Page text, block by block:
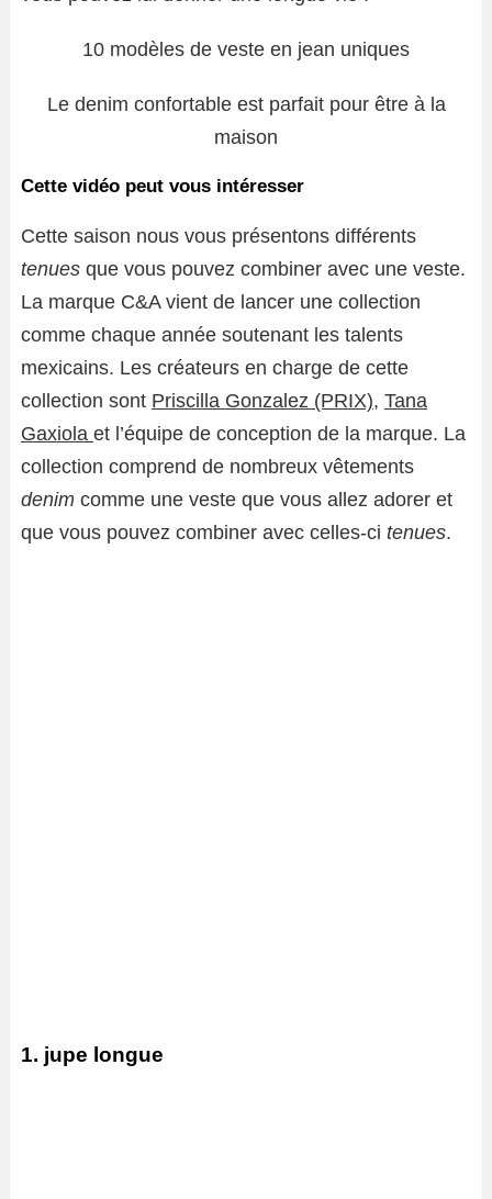
10 modèles de veste en jean uniques
Le denim confortable est parfait pour être à la
maison
Cette vidéo peut vous intéresser
Cette saison nous vous présentons différents
tenues que vous pouvez combiner avec une veste.
La marque C&A vient de lancer une collection
comme chaque année soutenant les talents
mexicains. Les créateurs en charge de cette
collection sont Priscilla Gonzalez (PRIX), Tana
Gaxiola et l’équipe de conception de la marque. La
collection comprend de nombreux vêtements
denim comme une veste que vous allez adorer et
que vous pouvez combiner avec celles-ci tenues.
1. jupe longue